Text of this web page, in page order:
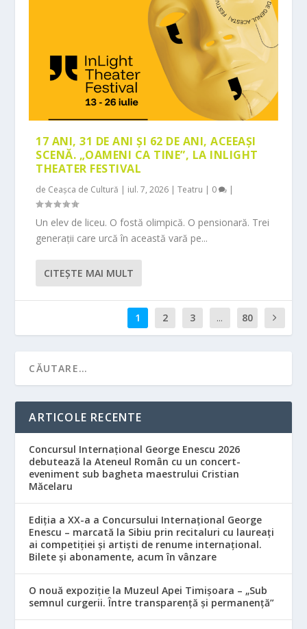
17 ANI, 31 DE ANI ȘI 62 DE ANI, ACEEAȘI
SCENĂ. „OAMENI CA TINE”, LA INLIGHT
THEATER FESTIVAL
de Ceașca de Cultură | iul. 7, 2026 |Teatru | 0 |
Un elev de liceu. O fostă olimpică. O pensionară. Trei
generații care urcă în această vară pe...
CITEŞTE MAI MULT
1 2 3 ... 80
ARTICOLE RECENTE
Concursul Internațional George Enescu 2026
debutează la Ateneul Român cu un concert-
eveniment sub bagheta maestrului Cristian
Măcelaru
Ediția a XX-a a Concursului Internațional George
Enescu – marcată la Sibiu prin recitaluri cu laureați
ai competiției și artiști de renume internațional.
Bilete și abonamente, acum în vânzare
O nouă expoziție la Muzeul Apei Timișoara – „Sub
semnul curgerii. Între transparență și permanență”